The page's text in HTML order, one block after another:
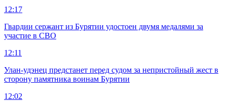
12:17
Гвардии сержант из Бурятии удостоен двумя медалями за
участие в СВО
12:11
Улан-удэнец предстанет перед судом за непристойный жест в
сторону памятника воинам Бурятии
12:02